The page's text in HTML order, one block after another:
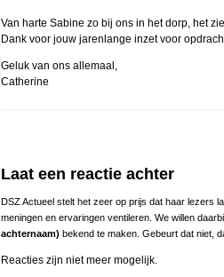
Van harte Sabine zo bij ons in het dorp, het
Dank voor jouw jarenlange inzet voor
Geluk van ons allemaal,
Catherine
Laat een reactie achter
DSZ Actueel stelt het zeer op prijs dat haar lezers
meningen en ervaringen ventileren. We willen
achternaam) bekend te maken. Gebeurt dat niet,
Reacties zijn niet meer mogelijk.